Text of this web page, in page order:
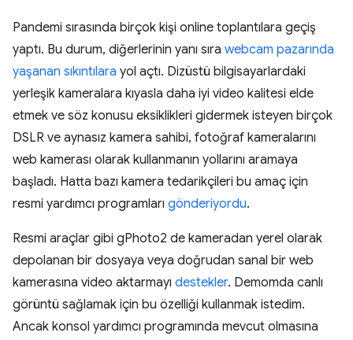
Pandemi sırasında birçok kişi online toplantılara geçiş
yaptı. Bu durum, diğerlerinin yanı sıra webcam pazarında
yaşanan sıkıntılara yol açtı. Dizüstü bilgisayarlardaki
yerleşik kameralara kıyasla daha iyi video kalitesi elde
etmek ve söz konusu eksiklikleri gidermek isteyen birçok
DSLR ve aynasız kamera sahibi, fotoğraf kameralarını
web kamerası olarak kullanmanın yollarını aramaya
başladı. Hatta bazı kamera tedarikçileri bu amaç için
resmi yardımcı programları gönderiyordu.
Resmi araçlar gibi gPhoto2 de kameradan yerel olarak
depolanan bir dosyaya veya doğrudan sanal bir web
kamerasına video aktarmayı destekler. Demomda canlı
görüntü sağlamak için bu özelliği kullanmak istedim.
Ancak konsol yardımcı programında mevcut olmasına